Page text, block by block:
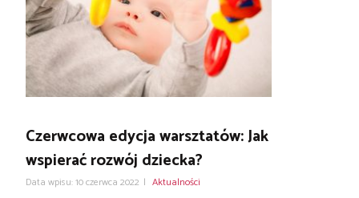
Czerwcowa edycja warsztatów: Jak
wspierać rozwój dziecka?
Data wpisu: 10 czerwca 2022 | Aktualności